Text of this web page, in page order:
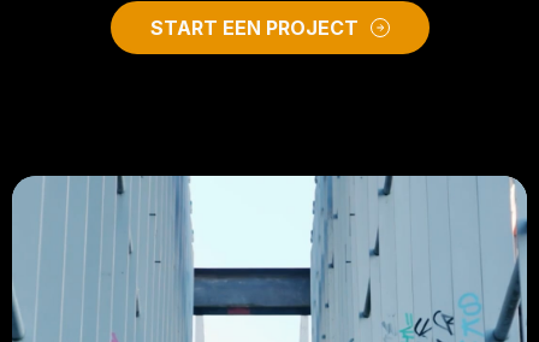
START EEN PROJECT